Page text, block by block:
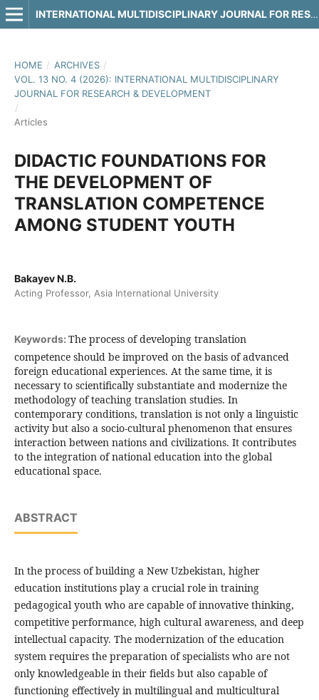
INTERNATIONAL MULTIDISCIPLINARY JOURNAL FOR RESEARCH & DEVELOPMENT
HOME / ARCHIVES /
VOL. 13 NO. 4 (2026): INTERNATIONAL MULTIDISCIPLINARY
JOURNAL FOR RESEARCH & DEVELOPMENT
/
Articles
DIDACTIC FOUNDATIONS FOR
THE DEVELOPMENT OF
TRANSLATION COMPETENCE
AMONG STUDENT YOUTH
Bakayev N.B.
Acting Professor, Asia International University
Keywords: The process of developing translation
competence should be improved on the basis of advanced
foreign educational experiences. At the same time, it is
necessary to scientifically substantiate and modernize the
methodology of teaching translation studies. In
contemporary conditions, translation is not only a linguistic
activity but also a socio-cultural phenomenon that ensures
interaction between nations and civilizations. It contributes
to the integration of national education into the global
educational space.
ABSTRACT
In the process of building a New Uzbekistan, higher
education institutions play a crucial role in training
pedagogical youth who are capable of innovative thinking,
competitive performance, high cultural awareness, and deep
intellectual capacity. The modernization of the education
system requires the preparation of specialists who are not
only knowledgeable in their fields but also capable of
functioning effectively in multilingual and multicultural